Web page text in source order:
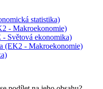
statistika)
- Makroekonomie)
- Světová ekonomika)
(EK2 - Makroekonomie)